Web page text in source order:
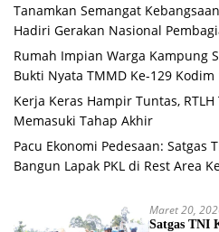
Tanamkan Semangat
Hadiri Gerakan Nasional
Rumah Impian Warga Kampung
Bukti Nyata TMMD Ke-129 Kodim
Kerja Keras Hampir Tuntas,
Memasuki Tahap Akhir
Pacu Ekonomi Pedesaan: Satgas
Bangun Lapak PKL di Rest Area
Maret 20,
Satgas TNI